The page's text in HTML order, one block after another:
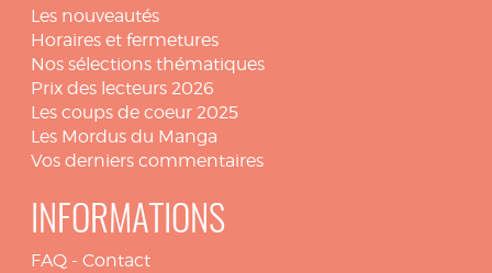
Les nouveautés
Horaires et fermetures
Nos sélections thématiques
Prix des lecteurs 2026
Les coups de coeur 2025
Les Mordus du Manga
Vos derniers commentaires
INFORMATIONS
FAQ - Contact